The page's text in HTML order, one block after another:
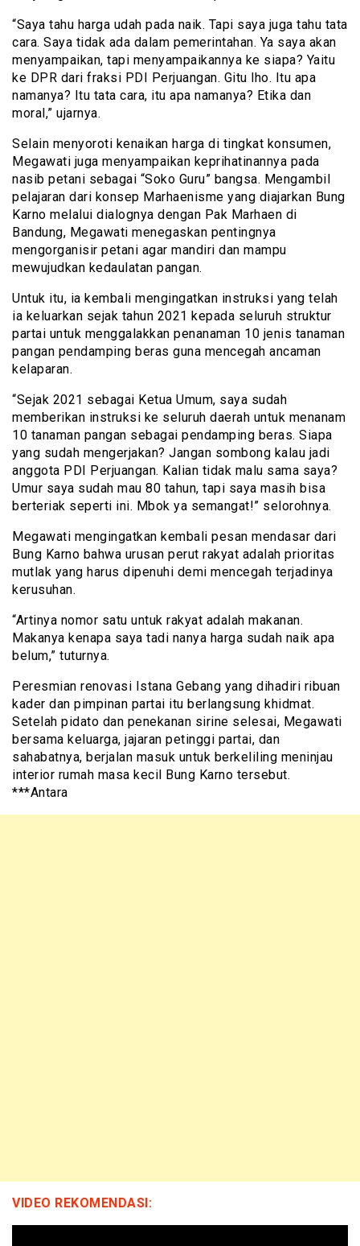
“Saya tahu harga udah pada naik. Tapi saya juga tahu tata
cara. Saya tidak ada dalam pemerintahan. Ya saya akan
menyampaikan, tapi menyampaikannya ke siapa? Yaitu
ke DPR dari fraksi PDI Perjuangan. Gitu lho. Itu apa
namanya? Itu tata cara, itu apa namanya? Etika dan
moral,” ujarnya.
Selain menyoroti kenaikan harga di tingkat konsumen,
Megawati juga menyampaikan keprihatinannya pada
nasib petani sebagai “Soko Guru” bangsa. Mengambil
pelajaran dari konsep Marhaenisme yang diajarkan Bung
Karno melalui dialognya dengan Pak Marhaen di
Bandung, Megawati menegaskan pentingnya
mengorganisir petani agar mandiri dan mampu
mewujudkan kedaulatan pangan.
Untuk itu, ia kembali mengingatkan instruksi yang telah
ia keluarkan sejak tahun 2021 kepada seluruh struktur
partai untuk menggalakkan penanaman 10 jenis tanaman
pangan pendamping beras guna mencegah ancaman
kelaparan.
“Sejak 2021 sebagai Ketua Umum, saya sudah
memberikan instruksi ke seluruh daerah untuk menanam
10 tanaman pangan sebagai pendamping beras. Siapa
yang sudah mengerjakan? Jangan sombong kalau jadi
anggota PDI Perjuangan. Kalian tidak malu sama saya?
Umur saya sudah mau 80 tahun, tapi saya masih bisa
berteriak seperti ini. Mbok ya semangat!” selorohnya.
Megawati mengingatkan kembali pesan mendasar dari
Bung Karno bahwa urusan perut rakyat adalah prioritas
mutlak yang harus dipenuhi demi mencegah terjadinya
kerusuhan.
“Artinya nomor satu untuk rakyat adalah makanan.
Makanya kenapa saya tadi nanya harga sudah naik apa
belum,” tuturnya.
Peresmian renovasi Istana Gebang yang dihadiri ribuan
kader dan pimpinan partai itu berlangsung khidmat.
Setelah pidato dan penekanan sirine selesai, Megawati
bersama keluarga, jajaran petinggi partai, dan
sahabatnya, berjalan masuk untuk berkeliling meninjau
interior rumah masa kecil Bung Karno tersebut.
***Antara
VIDEO REKOMENDASI: